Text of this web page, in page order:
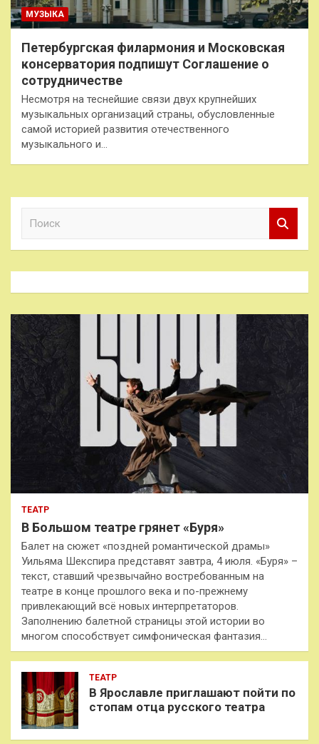
МУЗЫКА
Петербургская филармония и Московская
консерватория подпишут Соглашение о
сотрудничестве
Несмотря на теснейшие связи двух крупнейших
музыкальных организаций страны, обусловленные
самой историей развития отечественного
музыкального и…
к
ТЕАТР
В Большом театре грянет «Буря»
Балет на сюжет «поздней романтической драмы»
Уильяма Шекспира представят завтра, 4 июля. «Буря» –
текст, ставший чрезвычайно востребованным на
театре в конце прошлого века и по-прежнему
привлекающий всё новых интерпретаторов.
Заполнению балетной страницы этой истории во
многом способствует симфоническая фантазия…
ТЕАТР
В Ярославле приглашают пойти по
стопам отца русского театра